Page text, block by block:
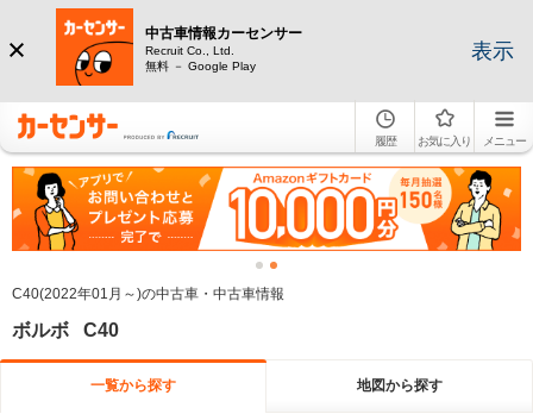
中古車情報カーセンサー
Recruit Co., Ltd.
無料 － Google Play
表示
履歴 お気に入り メニュー
C40(2022年01月～)の中古車・中古車情報
ボルボ C40
一覧から探す 地図から探す